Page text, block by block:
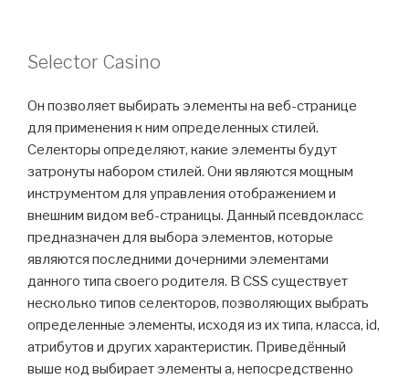
Selector Casino
Он позволяет выбирать элементы на веб-странице
для применения к ним определенных стилей.
Селекторы определяют, какие элементы будут
затронуты набором стилей. Они являются мощным
инструментом для управления отображением и
внешним видом веб-страницы. Данный псевдокласс
предназначен для выбора элементов, которые
являются последними дочерними элементами
данного типа своего родителя. В CSS существует
несколько типов селекторов, позволяющих выбрать
определенные элементы, исходя из их типа, класса, id,
атрибутов и других характеристик. Приведённый
выше код выбирает элементы a, непосредственно